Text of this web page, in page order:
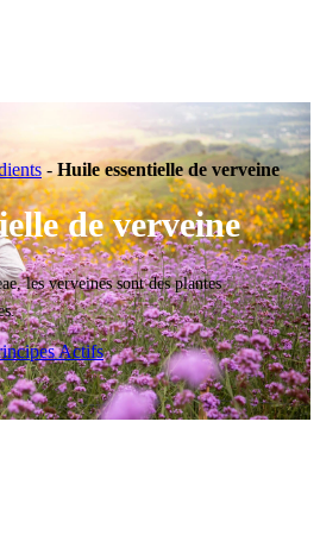
-Huile essentielle de verveine
de verveine
les verveines sont des plantes
Actifs